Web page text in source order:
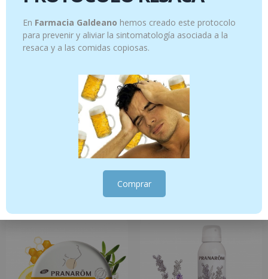
PRANAROM AROMAFORCE JARABE TOS
PRANAROM BIO SPRAY NASAL 15 ML
10.95€
Añadir al carrito
En Farmacia Galdeano hemos creado este protocolo
para prevenir y aliviar la sintomatología asociada a la
resaca y a las comidas copiosas.
Comprar